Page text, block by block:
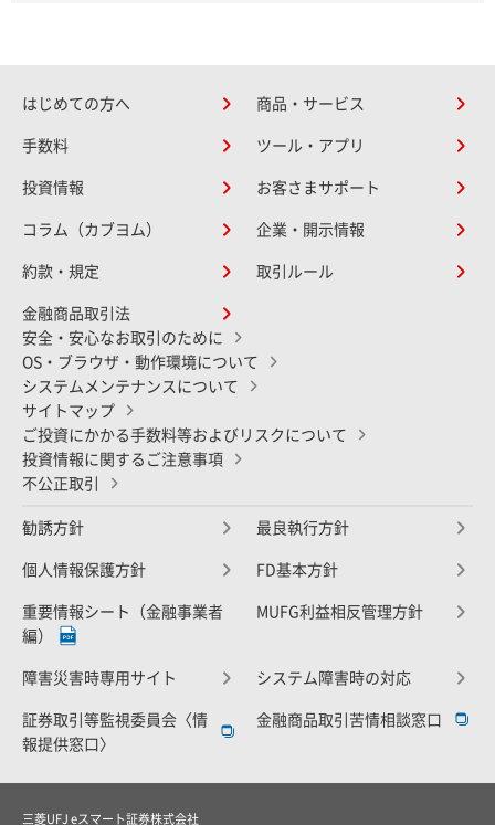
はじめての方へ 商品・サービス
手数料 ツール・アプリ
投資情報 お客さまサポート
コラム（カブヨム） 企業・開示情報
約款・規定 取引ルール
金融商品取引法
安全・安心なお取引のために
OS・ブラウザ・動作環境について
システムメンテナンスについて
サイトマップ
ご投資にかかる手数料等およびリスクについて
投資情報に関するご注意事項
不公正取引
勧誘方針 最良執行方針
個人情報保護方針 FD基本方針
重要情報シート（金融事業者
編）
MUFG利益相反管理方針
障害災害時専用サイト システム障害時の対応
証券取引等監視委員会〈情
報提供窓口〉
金融商品取引苦情相談窓口
三菱UFJ eスマート証券株式会社